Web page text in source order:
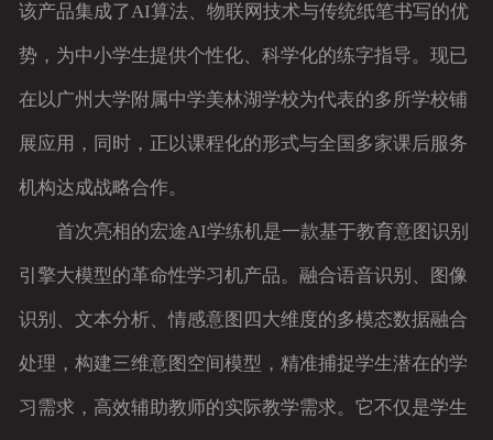
该产品集成了AI算法、物联网技术与传统纸笔书写的优
势，为中小学生提供个性化、科学化的练字指导。现已
在以广州大学附属中学美林湖学校为代表的多所学校铺
展应用，同时，正以课程化的形式与全国多家课后服务
机构达成战略合作。
首次亮相的宏途AI学练机是一款基于教育意图识别
引擎大模型的革命性学习机产品。融合语音识别、图像
识别、文本分析、情感意图四大维度的多模态数据融合
处理，构建三维意图空间模型，精准捕捉学生潜在的学
习需求，高效辅助教师的实际教学需求。它不仅是学生